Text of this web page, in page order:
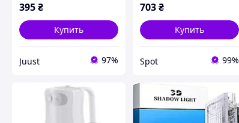
395₴
Купить
Juust 97%
703₴
Купить
Spot 99%